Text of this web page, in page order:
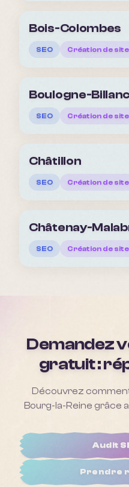
Bois-Colombes
SEO Création de site
Boulogne-
SEO Création de site
Châtillon
SEO Création de site
Châtenay-
SEO Création de site
Demandez
gratuit :
Découvrez
Bourg-la-Reine grâce
Audit
Prendre